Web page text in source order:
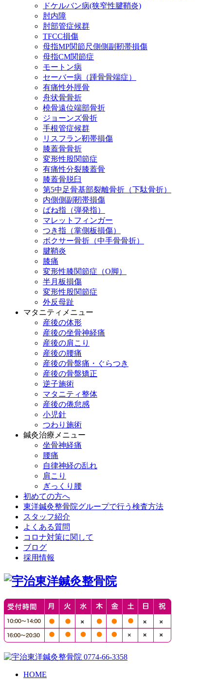
ドケルバン病(狭窄性腱鞘炎)
肘内障
肘部管症候群
TFCC損傷
母指MP関節尺側側副靭帯損傷
母指CM関節症
モートン病
セーバー病（踵骨骨端症）
有痛性外脛骨
舟状骨骨折
橈骨遠位端部骨折
ジョーンズ骨折
手根管症候群
リスフラン靭帯損傷
膝蓋骨骨折
変形性股関節症
有痛性分裂膝蓋骨
膝蓋骨脱臼
第5中足骨基部裂離骨折（下駄骨折）
内側側副靭帯損傷
ばね指（弾発指）
マレットフィンガー
つき指（掌側板損傷）
ボクサー骨折（中手骨骨折）
腱鞘炎
膝痛
変形性膝関節症（O脚）
半月板損傷
変形性股関節症
外反母趾
マタニティメニュー
産後の体形
産後の坐骨神経痛
産後の肩こり
産後の腰痛
産後の骨盤痛・ぐらつき
産後の骨盤矯正
逆子施術
マタニティ整体
産後の倦怠感
小児針
つわり施術
鍼灸治療メニュー
坐骨神経痛
腰痛
自律神経の乱れ
肩こり
ぎっくり腰
初めての方へ
東洋鍼灸整骨院グループで行う検査方法
スタッフ紹介
よくある質問
コロナ対策に関して
ブログ
採用情報
HOME